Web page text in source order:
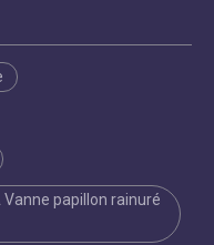
Vanne papillon rainuré